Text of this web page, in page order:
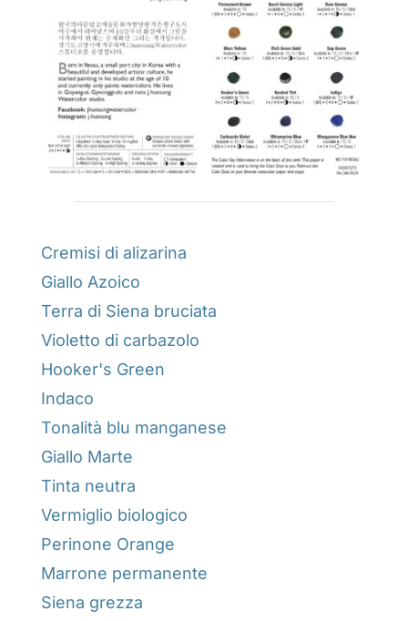
Cremisi di alizarina
Giallo Azoico
Terra di Siena bruciata
Violetto di carbazolo
Hooker's Green
Indaco
Tonalità blu manganese
Giallo Marte
Tinta neutra
Vermiglio biologico
Perinone Orange
Marrone permanente
Siena grezza